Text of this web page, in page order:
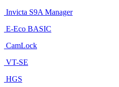
Invicta S9A Manager
E-Eco BASIC
CamLock
VT-SE
HGS